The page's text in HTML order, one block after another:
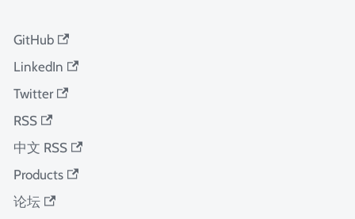
GitHub
LinkedIn
Twitter
RSS
中文 RSS
Products
论坛